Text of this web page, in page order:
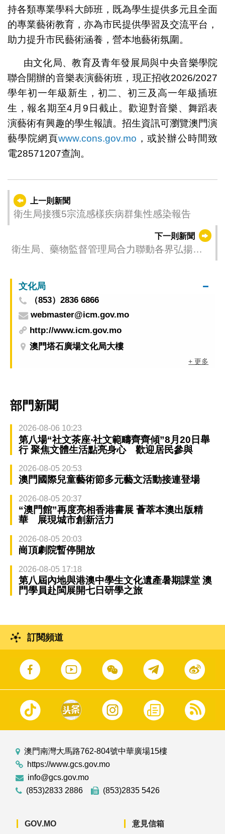
持各類專業學科大師班，既為學生提供多元且全面
的專業藝術教育，亦為市民提供學習及交流平台，
助力提升市民藝術涵養，營本地藝術氛圍。
由文化局、教育及青年發展局與中央音樂學院
聯合開辦的音樂表演藝術班，現正招收2026/2027
學年初一年級新生，初二、初三及高一年級插班
生，報名期至4月9日截止。歡迎對音樂、舞蹈表
演藝術有興趣的學生報讀。招生資訊可瀏覽澳門演
藝學院網頁www.cons.gov.mo ，或於辦公時間致
電28571207查詢。
上一則新聞
衛生局接獲5宗流感樣疾病群集性感染報告
下一則新聞
衛生局、藥物監督管理局合力聯動各界弘揚中
式 近150人出席
文化局
（853）2836 6866
webmaster@icm.gov.mo
http://www.icm.gov.mo
澳門塔石廣場文化局大樓
+ 更多
部門新聞
2026-08-06 10:23
第八場“社文茶座‧社文範疇齊齊傾”8月20日舉
行 聚焦文體生活點亮身心 歡迎居民參與
2026-08-05 20:53
澳門國際兒童藝術節多元藝文活動接連登場
2026-08-05 20:37
“澳門館”再度亮相香港書展 薈萃本澳出版精
華 展現城市創新活力
2026-08-05 20:03
崗頂劇院暫停開放
2026-08-05 17:18
第八屆內地與港澳中學生文化遺產暑期課堂 澳
門學員赴閩展開七日研學之旅
訂閱頻道
澳門南灣大馬路762-804號中華廣場15樓
https://www.gcs.gov.mo
info@gcs.gov.mo
(853)2833 2886
(853)2835 5426
GOV.MO 意見信箱